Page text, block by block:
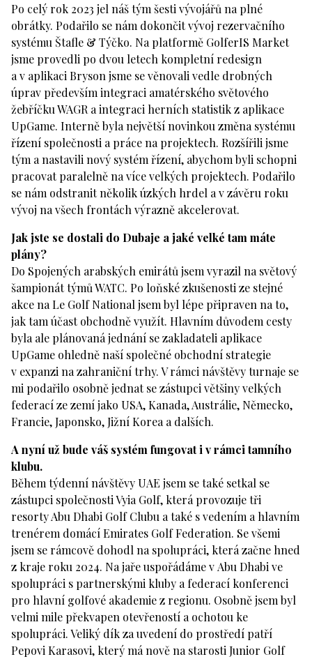
Po celý rok 2023 jel náš tým šesti vývojářů na plné
obrátky. Podařilo se nám dokončit vývoj rezervačního
systému Štafle & Týčko. Na platformě GolferIS Market
jsme provedli po dvou letech kompletní redesign
a v aplikaci Bryson jsme se věnovali vedle drobných
úprav především integraci amatérského světového
žebříčku WAGR a integraci herních statistik z aplikace
UpGame. Interně byla největší novinkou změna systému
řízení společnosti a práce na projektech. Rozšířili jsme
tým a nastavili nový systém řízení, abychom byli schopni
pracovat paralelně na více velkých projektech. Podařilo
se nám odstranit několik úzkých hrdel a v závěru roku
vývoj na všech frontách výrazně akcelerovat.
Jak jste se dostali do Dubaje a jaké velké tam máte
plány?
Do Spojených arabských emirátů jsem vyrazil na světový
šampionát týmů WATC. Po loňské zkušenosti ze stejné
akce na Le Golf National jsem byl lépe připraven na to,
jak tam účast obchodně využít. Hlavním důvodem cesty
byla ale plánovaná jednání se zakladateli aplikace
UpGame ohledně naší společné obchodní strategie
v expanzi na zahraniční trhy. V rámci návštěvy turnaje se
mi podařilo osobně jednat se zástupci většiny velkých
federací ze zemí jako USA, Kanada, Austrálie, Německo,
Francie, Japonsko, Jižní Korea a dalších.
A nyní už bude váš systém fungovat i v rámci tamního
klubu.
Během týdenní návštěvy UAE jsem se také setkal se
zástupci společnosti Vyia Golf, která provozuje tři
resorty Abu Dhabi Golf Clubu a také s vedením a hlavním
trenérem domácí Emirates Golf Federation. Se všemi
jsem se rámcově dohodl na spolupráci, která začne hned
z kraje roku 2024. Na jaře uspořádáme v Abu Dhabi ve
spolupráci s partnerskými kluby a federací konferenci
pro hlavní golfové akademie z regionu. Osobně jsem byl
velmi mile překvapen otevřeností a ochotou ke
spolupráci. Veliký dík za uvedení do prostředí patří
Pepovi Karasovi, který má nově na starosti Junior Golf